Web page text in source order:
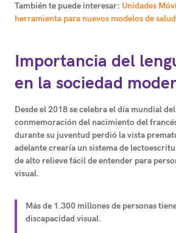
También te puede interesar: Unidades
herramienta para nuevos modelos de
Importancia del
en la sociedad
Desde el 2018 se celebra el día mundial
conmemoración del nacimiento del
durante su juventud perdió la vista
adelante crearía un sistema de
de alto relievefácil de entender para
visual.
Más de 1.300 millones de personas
discapacidad visual.